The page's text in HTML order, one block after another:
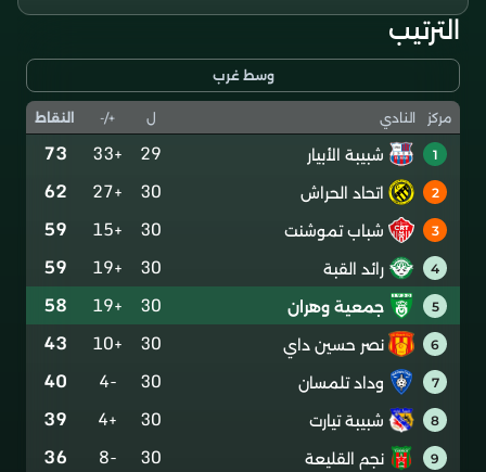
الترتيب
وسط غرب
مركز النادي ل +/- النقاط
1 شبيبة الأبيار 29
+33
73
2 اتحاد الحراش 30
+27
62
3 شباب تموشنت 30
+15
59
4 رائد القبة 30
+19
59
5 جمعية وهران 30
+19
58
6 نصر حسين داي 30
+10
43
7 وداد تلمسان 30
-4
40
8 شبيبة تيارت 30
+4
39
9 نجم القليعة 30
-8
36